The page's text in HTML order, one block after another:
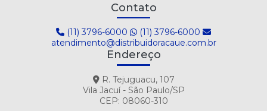
Contato
(11) 3796-6000
(11) 3796-6000
atendimento@distribuidoracaue.com.br
Endereço
R. Tejuguacu, 107
Vila Jacuí - São Paulo/SP
CEP: 08060-310